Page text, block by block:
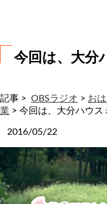
今回は、大分
記事 > OBSラジオ > お
業 > 今回は、大分ハウス
2016/05/22